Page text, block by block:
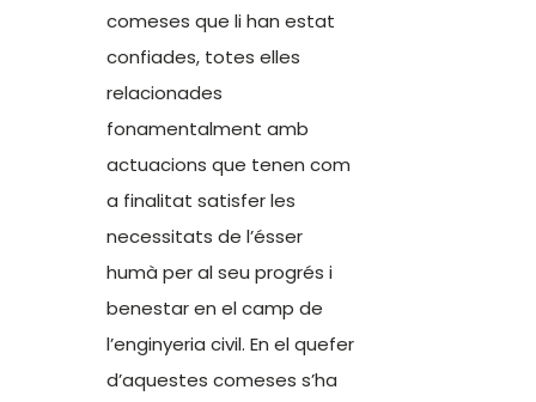
comeses que li han estat
confiades, totes elles
relacionades
fonamentalment amb
actuacions que tenen com
a finalitat satisfer les
necessitats de l’ésser
humà per al seu progrés i
benestar en el camp de
l’enginyeria civil. En el quefer
d’aquestes comeses s’ha